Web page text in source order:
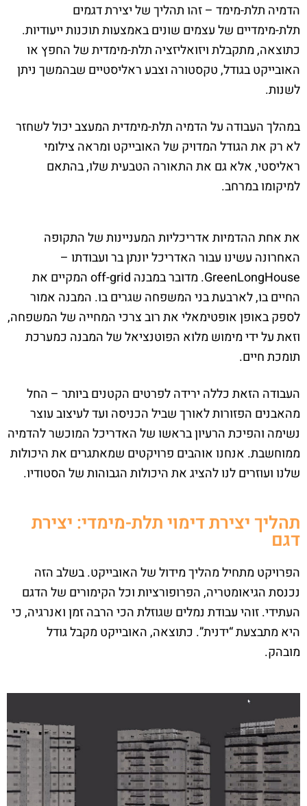
הדמיה תלת-מימד – זהו תהליך של יצירת דגמים
תלת-מימדיים של עצמים שונים באמצעות תוכנות ייעודיות.
כתוצאה, מתקבלת ויזואליזציה תלת-מימדית של החפץ או
האובייקט בגודל, טקסטורה וצבע ראליסטיים שבהמשך ניתן
לשנות.
במהלך העבודה על הדמיה תלת-מימדית המעצב יכול לשחזר
לא רק את הגודל המדויק של האובייקט ומראה צילומי
ראליסטי, אלא גם את התאורה הטבעית שלו, בהתאם
למיקומו במרחב.
את אחת ההדמיות אדריכליות המעניינות של התקופה
האחרונה עשינו עבור האדריכל יונתן בר ועבודתו –
GreenLongHouse. מדובר במבנה off-grid המקיים את
החיים בו, לארבעת בני המשפחה שגרים בו. המבנה אמור
לספק באופן אופטימאלי את רוב צרכי המחייה של המשפחה,
וזאת על ידי מימוש מלוא הפוטנציאל של המבנה כמערכת
תומכת חיים.
העבודה הזאת כללה ירידה לפרטים הקטנים ביותר – החל
מהאבנים הפזורות לאורך שביל הכניסה ועד לעיצוב עוצר
נשימה והפיכת הרעיון בראשו של האדריכל המוכשר להדמיה
ממוחשבת. אנחנו אוהבים פרויקטים שמאתגרים את היכולות
שלנו ועוזרים לנו להציג את היכולות הגבוהות של הסטודיו.
תהליך יצירת דימוי תלת-מימדי: יצירת
דגם
הפרויקט מתחיל מהליך מידול של האובייקט. בשלב הזה
נכנסת הגיאומטריה, הפרופורציות וכל הקימורים של הדגם
העתידי. זוהי עבודת נמלים שגוזלת הכי הרבה זמן ואנרגיה, כי
היא מתבצעת “ידנית”. כתוצאה, האובייקט מקבל גודל
מובהק.